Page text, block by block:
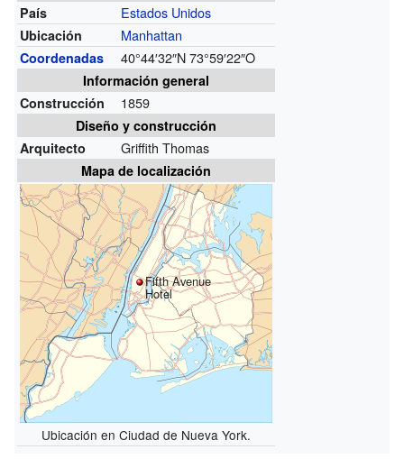
País
Estados Unidos
Ubicación Manhattan
Coordenadas 40°44′32″N73°59′22″O
Información general
Construcción
1859
Diseño y construcción
Arquitecto
Griffith Thomas
Mapa de localización
Fifth Avenue
Hotel
Ubicación en Ciudad de Nueva York.